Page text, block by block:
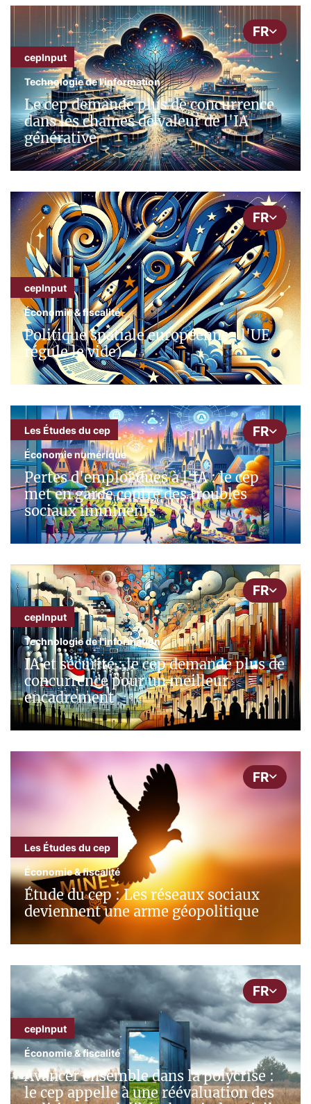
FR
cepInput
Technologie de l'information
Le cep demande plus de concurrence
dans les chaines de valeur de l'IA
générative
FR
cepInput
Économie & fiscalité
Politique spatiale européenne : l'UE
régule le vide)
FR
Les Études du cep
Économie numérique
Pertes d'emploi dues à l'IA : le cep
met en garde contre des troubles
sociaux imminents
FR
cepInput
Technologie de l'information
IA et sécurité : le cep demande plus de
concurrence pour un meilleur
encadrement
FR
Les Études du cep
Économie & fiscalité
Étude du cep : Les réseaux sociaux
deviennent une arme géopolitique
FR
cepInput
Économie & fiscalité
Avancer ensemble dans la polycrise :
le cep appelle à une réévaluation des